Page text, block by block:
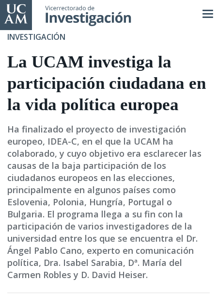
Pasar
al
contenido
INVESTIGACIÓN
La UCAM investiga la
participación ciudadana en
la vida política europea
Ha finalizado el proyecto de investigación
europeo, IDEA-C, en el que la UCAM ha
colaborado, y cuyo objetivo era esclarecer las
causas de la baja participación de los
ciudadanos europeos en las elecciones,
principalmente en algunos países como
Eslovenia, Polonia, Hungría, Portugal o
Bulgaria. El programa llega a su fin con la
participación de varios investigadores de la
universidad entre los que se encuentra el Dr.
Ángel Pablo Cano, experto en comunicación
política, Dra. Isabel Sarabia, Dª. María del
Carmen Robles y D. David Heiser.